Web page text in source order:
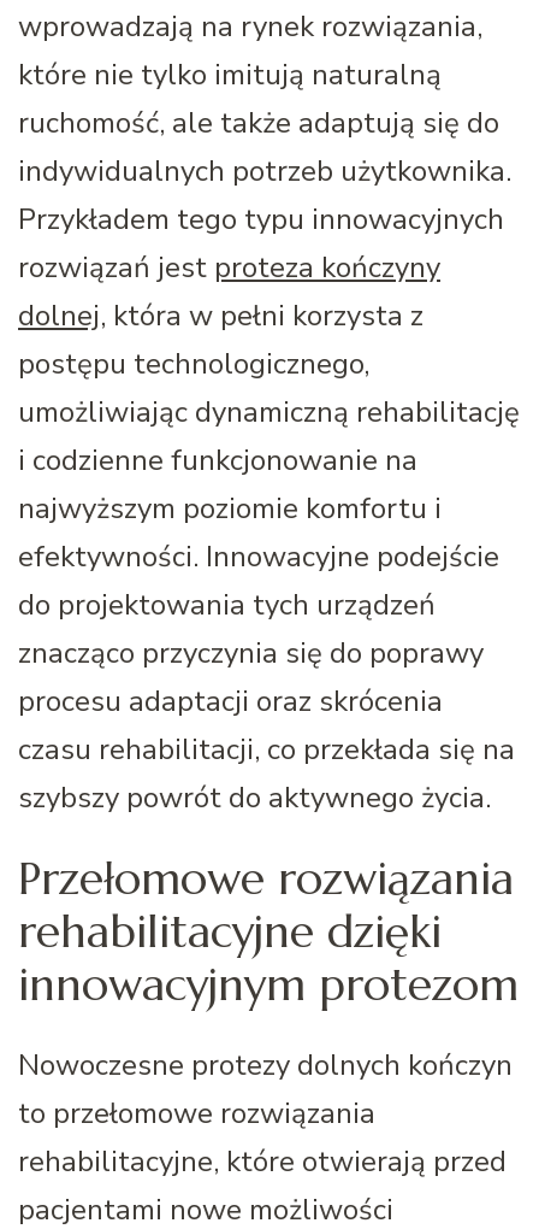
wprowadzają na rynek rozwiązania,
które nie tylko imitują naturalną
ruchomość, ale także adaptują się do
indywidualnych potrzeb użytkownika.
Przykładem tego typu innowacyjnych
rozwiązań jest proteza kończyny
dolnej, która w pełni korzysta z
postępu technologicznego,
umożliwiając dynamiczną rehabilitację
i codzienne funkcjonowanie na
najwyższym poziomie komfortu i
efektywności. Innowacyjne podejście
do projektowania tych urządzeń
znacząco przyczynia się do poprawy
procesu adaptacji oraz skrócenia
czasu rehabilitacji, co przekłada się na
szybszy powrót do aktywnego życia.
Przełomowe rozwiązania
rehabilitacyjne dzięki
innowacyjnym protezom
Nowoczesne protezy dolnych kończyn
to przełomowe rozwiązania
rehabilitacyjne, które otwierają przed
pacjentami nowe możliwości